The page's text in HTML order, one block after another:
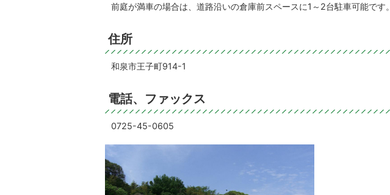
前庭が満車の場合は、道路沿いの倉庫前スペースに1～2台駐車可能です。
住所
和泉市王子町914-1
電話、ファックス
0725-45-0605